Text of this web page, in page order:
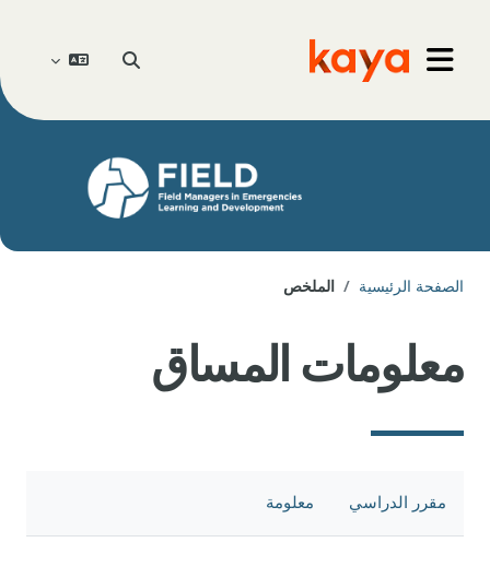
واجهة جانبية
Go to home تبديل إدخال البحث
الصفحة الرئيسية الملخص
معلومات المساق
مقرر الدراسي معلومة